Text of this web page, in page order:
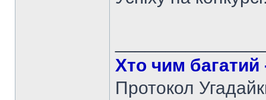
Хто чим багатий
Протокол